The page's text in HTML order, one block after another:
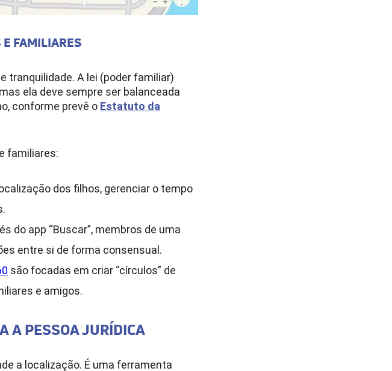
E FAMILIARES
tranquilidade. A lei (poder familiar)
ela deve sempre ser balanceada
conforme prevê o Estatuto da
familiares:
dos filhos, gerenciar o tempo
do app “Buscar”, membros de uma
entre si de forma consensual.
são focadas em criar “círculos” de
e amigos.
A PESSOA JURÍDICA
a localização. É uma ferramenta